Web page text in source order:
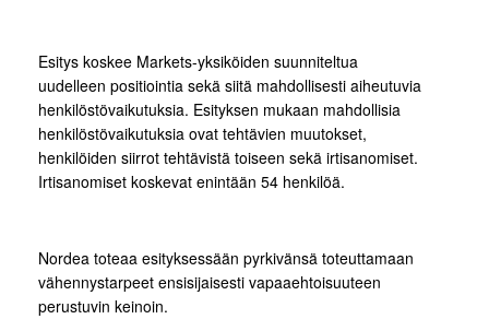
Esitys koskee Markets-yksiköiden suunniteltua
uudelleen positiointia sekä siitä mahdollisesti aiheutuvia
henkilöstövaikutuksia. Esityksen mukaan mahdollisia
henkilöstövaikutuksia ovat tehtävien muutokset,
henkilöiden siirrot tehtävistä toiseen sekä irtisanomiset.
Irtisanomiset koskevat enintään 54 henkilöä.
Nordea toteaa esityksessään pyrkivänsä toteuttamaan
vähennystarpeet ensisijaisesti vapaaehtoisuuteen
perustuvin keinoin.